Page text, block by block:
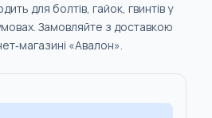
для болтів, гайок, гвинтів у
Замовляйте з доставкою
«Авалон».